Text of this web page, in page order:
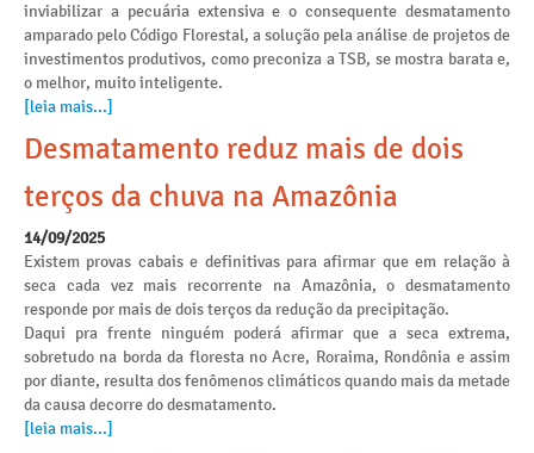
inviabilizar a pecuária extensiva e o consequente desmatamento
amparado pelo Código Florestal, a solução pela análise de projetos de
investimentos produtivos, como preconiza a TSB, se mostra barata e,
o melhor, muito inteligente.
[leia mais...]
Desmatamento reduz mais de dois
terços da chuva na Amazônia
14/09/2025
Existem provas cabais e definitivas para afirmar que em relação à
seca cada vez mais recorrente na Amazônia, o desmatamento
responde por mais de dois terços da redução da precipitação.
Daqui pra frente ninguém poderá afirmar que a seca extrema,
sobretudo na borda da floresta no Acre, Roraima, Rondônia e assim
por diante, resulta dos fenômenos climáticos quando mais da metade
da causa decorre do desmatamento.
[leia mais...]